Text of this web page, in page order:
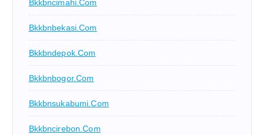
Bkkbncimahi.com
Bkkbnbekasi.com
Bkkbndepok.com
Bkkbnbogor.com
Bkkbnsukabumi.com
Bkkbncirebon.com